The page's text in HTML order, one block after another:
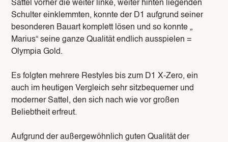
Sättel vorher die weiter linke, weiter hinten liegenden
Schulter einklemmten, konnte der D1 aufgrund seiner
besonderen Bauart komplett lösen und so konnte „
Marius“ seine ganze Qualität endlich ausspielen =
Olympia Gold.
Es folgten mehrere Restyles bis zum D1 X-Zero, ein
auch im heutigen Vergleich sehr sitzbequemer und
moderner Sattel, den sich nach wie vor großen
Beliebtheit erfreut.
Aufgrund der außergewöhnlich guten Qualität der